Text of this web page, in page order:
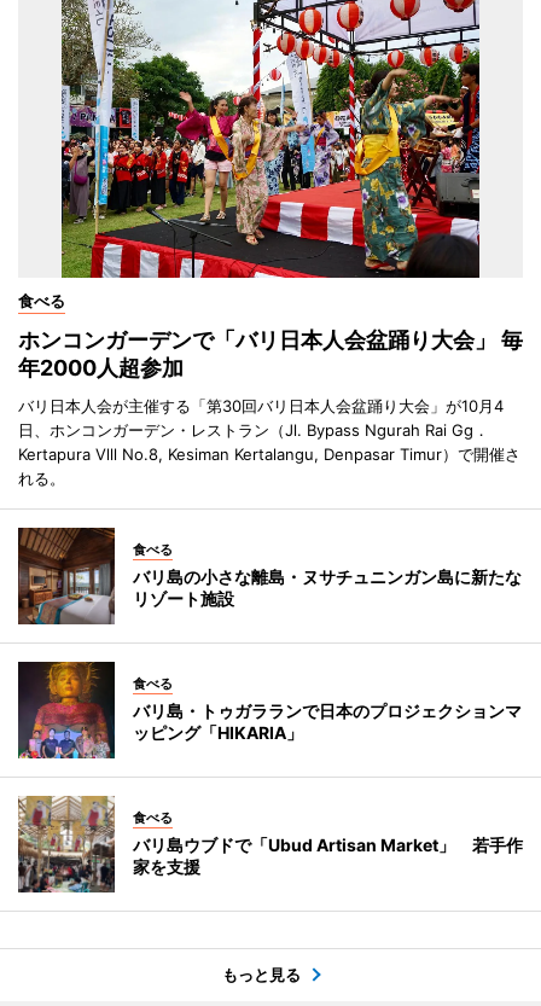
食べる
ホンコンガーデンで「バリ日本人会盆踊り大会」 毎
年2000人超参加
バリ日本人会が主催する「第30回バリ日本人会盆踊り大会」が10月4
日、ホンコンガーデン・レストラン（Jl. Bypass Ngurah Rai Gg．
Kertapura Vlll No.8, Kesiman Kertalangu, Denpasar Timur）で開催さ
れる。
食べる
バリ島の小さな離島・ヌサチュニンガン島に新たな
リゾート施設
食べる
バリ島・トゥガラランで日本のプロジェクションマ
ッピング「HIKARIA」
食べる
バリ島ウブドで「Ubud Artisan Market」 若手作
家を支援
もっと見る